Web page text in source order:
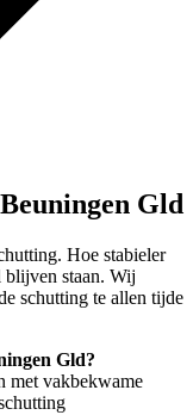
Gld
Hoe stabieler
blijven staan. Wij
schutting te allen tijde
Gld?
met vakbekwame